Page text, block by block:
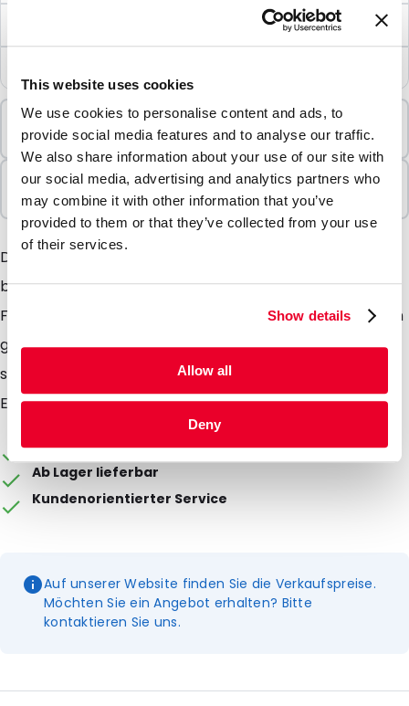
This website uses cookies
We use cookies to personalise content and ads, to
provide social media features and to analyse our traffic.
We also share information about your use of our site with
our social media, advertising and analytics partners who
may combine it with other information that you’ve
provided to them or that they’ve collected from your use
of their services.
Show details
Allow all
Deny
€10,59
Mindestbestellung
10 Einheiten
In Paketen verkauft
10 Einheiten
Der Faltkarton ist sehr geeignet zum versenden von
beispielsweise Büchern. Der Briefkasten geeignete
Faltkarton ist durch Sie in ein paar kleinen Handgriffen
gefaltet. Mit dem Faltkarton können Sie sich sicher
sein das Ihre Ware gut und professionell ihren
Empfänger erreicht.
Die Verpackung kann individuell gestaltet werden
Ab Lager lieferbar
Kundenorientierter Service
Auf unserer Website finden Sie die Verkaufspreise.
Möchten Sie ein Angebot erhalten? Bitte
kontaktieren Sie uns.